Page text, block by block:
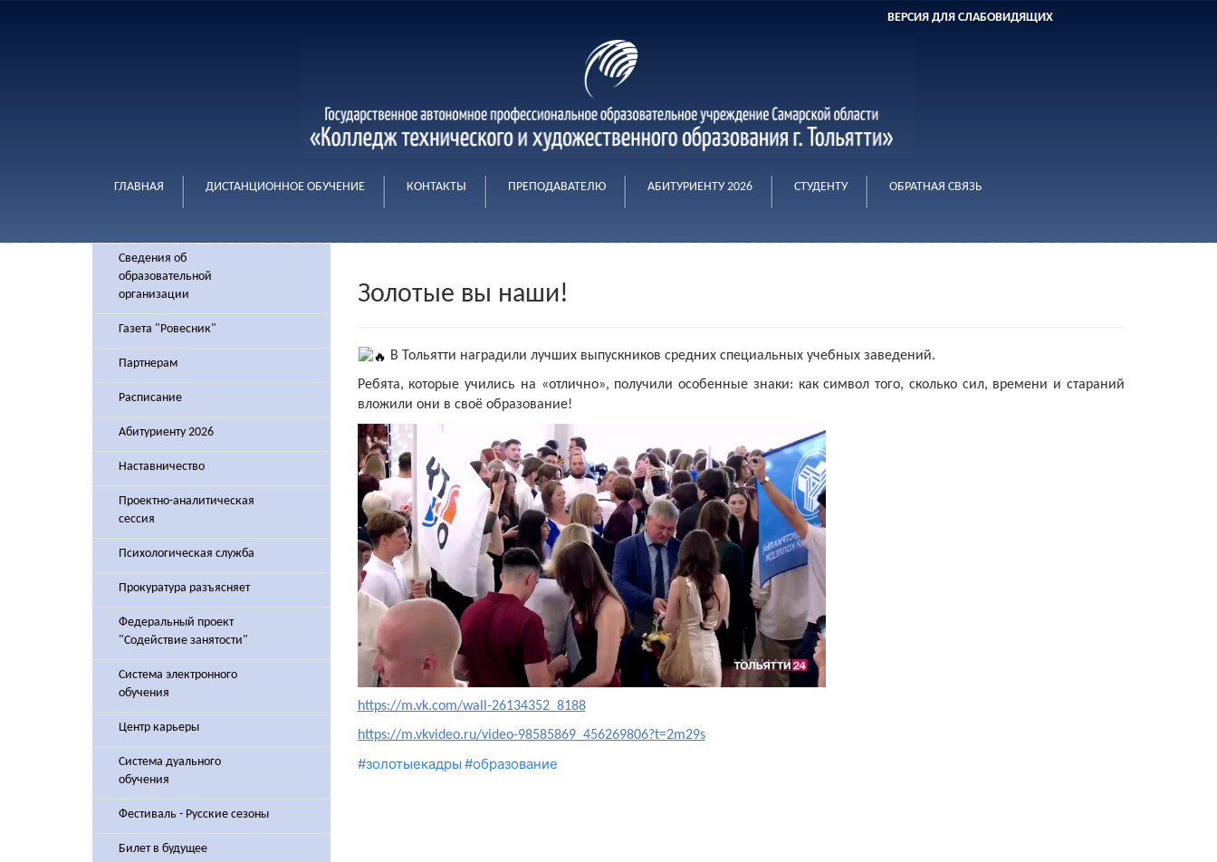
ВЕРСИЯ ДЛЯ СЛАБОВИДЯЩИХ
ГЛАВНАЯ ДИСТАНЦИОННОЕ ОБУЧЕНИЕ КОНТАКТЫ ПРЕПОДАВАТЕЛЮ АБИТУРИЕНТУ 2026 СТУДЕНТУ ОБРАТНАЯ СВЯЗЬ
Сведения об
образовательной
организации
Газета "Ровесник"
Партнерам
Расписание
Абитуриенту 2026
Наставничество
Проектно-аналитическая
сессия
Психологическая служба
Прокуратура разъясняет
Федеральный проект
"Содействие занятости"
Система электронного
обучения
Центр карьеры
Система дуального
обучения
Фестиваль - Русские сезоны
Билет в будущее
Золотые вы наши!
В Тольятти наградили лучших выпускников средних специальных учебных заведений.
Ребята, которые учились на «отлично», получили особенные знаки: как символ того, сколько сил, времени и стараний
вложили они в своё образование!
https://m.vk.com/wall-26134352_8188
https://m.vkvideo.ru/video-98585869_456269806?t=2m29s
#золотыекадры #образование